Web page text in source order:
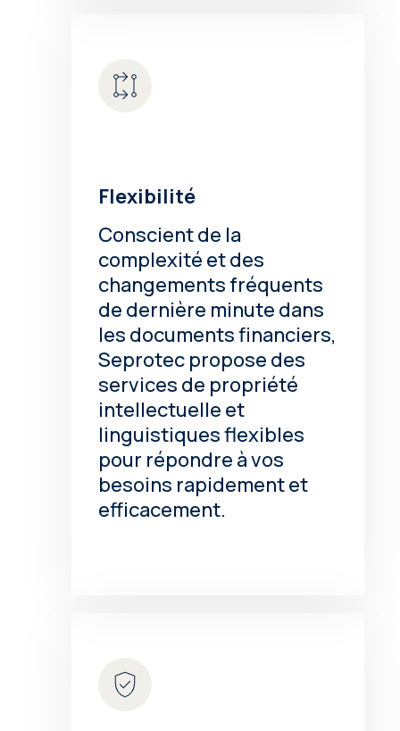
Flexibilité
Conscient de la
complexité et des
changements fréquents
de dernière minute dans
les documents financiers,
Seprotec propose des
services de propriété
intellectuelle et
linguistiques flexibles
pour répondre à vos
besoins rapidement et
efficacement.